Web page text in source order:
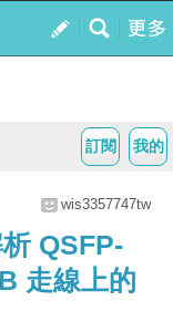
我的
訂閱
wis3357747tw
QSFP-
走線上的